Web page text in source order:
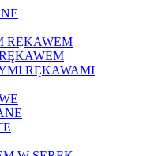
RĘKAWEM
RĘKAWAMI